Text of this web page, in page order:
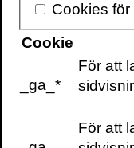
överallt på
kroppar. De
samtidigt som
organismer
förmåga att
Cookies
Cookie
_ga_*
För att
För att